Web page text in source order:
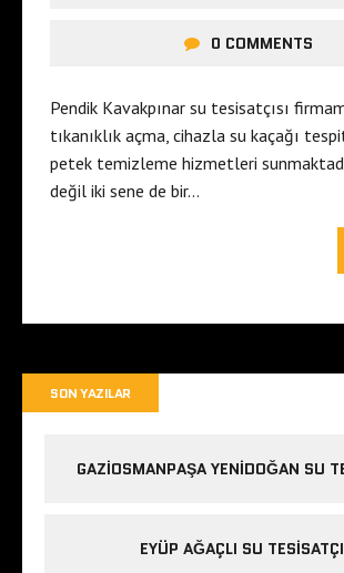
0 COMMENTS
Pendik Kavakpınar su tesisatçısı
tıkanıklık açma, cihazla su kaçağı
petek temizleme hizmetleri
değil iki sene de bir…
SON YAZILAR
GAZIOSMANPAŞA YENIDOĞAN SU
EYÜP AĞAÇLI SU